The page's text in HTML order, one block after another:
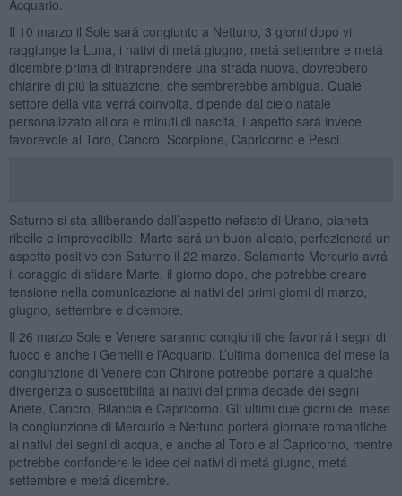
Acquario.
Il 10 marzo il Sole sará congiunto a Nettuno, 3 giorni dopo vi
raggiunge la Luna, i nativi di metá giugno, metá settembre e metá
dicembre prima di intraprendere una strada nuova, dovrebbero
chiarire di piú la situazione, che sembrerebbe ambigua. Quale
settore della vita verrá coinvolta, dipende dal cielo natale
personalizzato all’ora e minuti di nascita. L’aspetto sará invece
favorevole al Toro, Cancro, Scorpione, Capricorno e Pesci.
Saturno si sta alliberando dall’aspetto nefasto di Urano, pianeta
ribelle e imprevedibile. Marte sará un buon alleato, perfezionerá un
aspetto positivo con Saturno il 22 marzo. Solamente Mercurio avrá
il coraggio di sfidare Marte, il giorno dopo, che potrebbe creare
tensione nella comunicazione ai nativi dei primi giorni di marzo,
giugno, settembre e dicembre.
Il 26 marzo Sole e Venere saranno congiunti che favorirá i segni di
fuoco e anche i Gemelli e l’Acquario. L’ultima domenica del mese la
congiunzione di Venere con Chirone potrebbe portare a qualche
divergenza o suscettibilitá ai nativi del prima decade dei segni
Ariete, Cancro, Bilancia e Capricorno. Gli ultimi due giorni del mese
la congiunzione di Mercurio e Nettuno porterá giornate romantiche
ai nativi dei segni di acqua, e anche al Toro e al Capricorno, mentre
potrebbe confondere le idee dei nativi di metá giugno, metá
settembre e metá dicembre.